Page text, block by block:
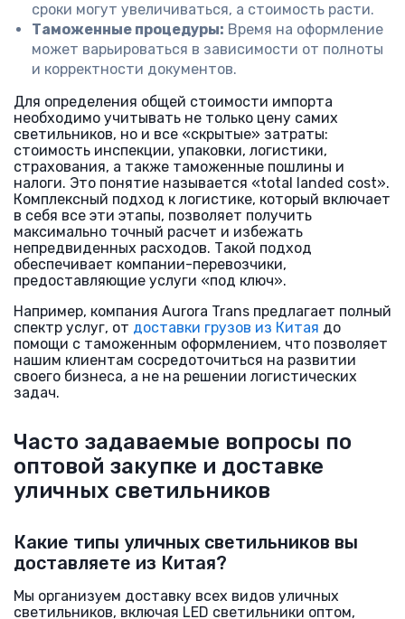
сроки могут увеличиваться, а стоимость расти.
Таможенные процедуры: Время на оформление
может варьироваться в зависимости от полноты
и корректности документов.
Для определения общей стоимости импорта
необходимо учитывать не только цену самих
светильников, но и все «скрытые» затраты:
стоимость инспекции, упаковки, логистики,
страхования, а также таможенные пошлины и
налоги. Это понятие называется «total landed cost».
Комплексный подход к логистике, который включает
в себя все эти этапы, позволяет получить
максимально точный расчет и избежать
непредвиденных расходов. Такой подход
обеспечивает компании-перевозчики,
предоставляющие услуги «под ключ».
Например, компания Aurora Trans предлагает полный
спектр услуг, от доставки грузов из Китая до
помощи с таможенным оформлением, что позволяет
нашим клиентам сосредоточиться на развитии
своего бизнеса, а не на решении логистических
задач.
Часто задаваемые вопросы по
оптовой закупке и доставке
уличных светильников
Какие типы уличных светильников вы
доставляете из Китая?
Мы организуем доставку всех видов уличных
светильников, включая LED светильники оптом,